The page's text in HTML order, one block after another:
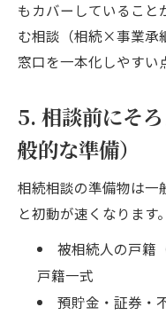
もカバーしていること
む相談（相続×事業承
窓口を一本化しやすい
5. 相談前にそ
般的な準備）
相続相談の準備物は一
と初動が速くなります。
被相続人の戸籍
戸籍一式
預貯金・証券・